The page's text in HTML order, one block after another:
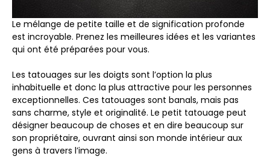
Le mélange de petite taille et de signification profonde
est incroyable. Prenez les meilleures idées et les variantes
qui ont été préparées pour vous.
Les tatouages ​​sur les doigts sont l’option la plus
inhabituelle et donc la plus attractive pour les personnes
exceptionnelles. Ces tatouages ​​sont banals, mais pas
sans charme, style et originalité. Le petit tatouage peut
désigner beaucoup de choses et en dire beaucoup sur
son propriétaire, ouvrant ainsi son monde intérieur aux
gens à travers l’image.